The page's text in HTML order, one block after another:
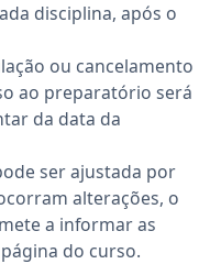
disciplina, após o
ou cancelamento
ao preparatório será
da data da
ser ajustada por
alterações, o
a informar as
do curso.